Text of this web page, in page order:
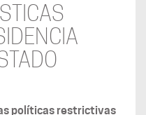
políticas restrictivas